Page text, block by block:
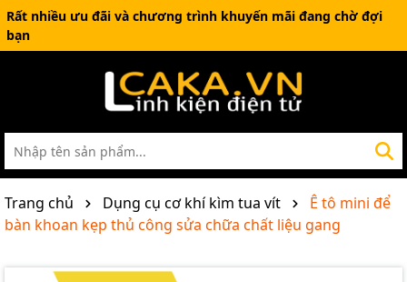
Rất nhiều ưu đãi và chương trình khuyến mãi đang chờ đợi
bạn
Trang chủ Dụng cụ cơ khí kìm tua vít
Ê tô mini để
bàn khoan kẹp thủ công sửa chữa chất liệu gang